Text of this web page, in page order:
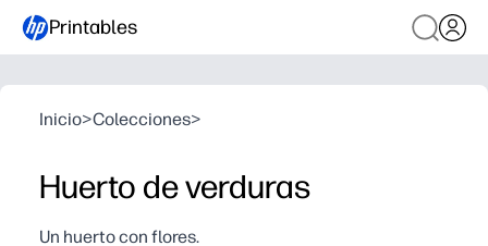
Printables
Inicio>Colecciones>
Huerto de verduras
Un huerto con flores.